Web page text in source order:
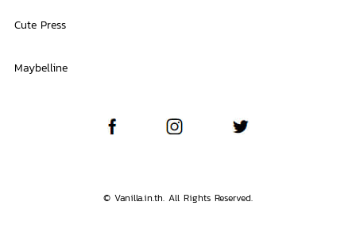
Cute Press
Maybelline
© Vanilla.in.th. All Rights Reserved.